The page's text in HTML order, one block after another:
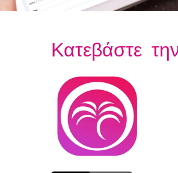
Κατεβάστε